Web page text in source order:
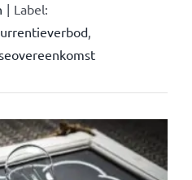
| Label:
,